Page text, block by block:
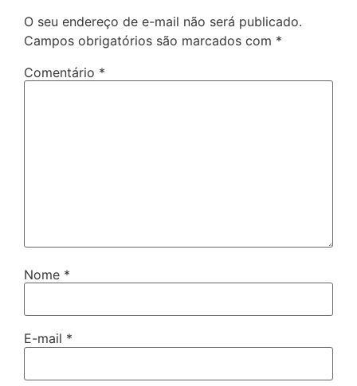
O seu endereço de e-mail não será publicado.
Campos obrigatórios são marcados com *
Comentário *
Nome *
E-mail *